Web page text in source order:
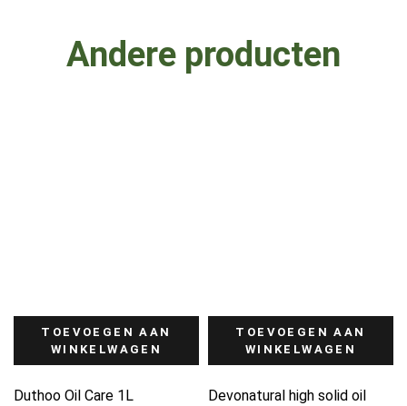
Andere producten
TOEVOEGEN AAN
WINKELWAGEN
Duthoo Oil Care 1L
TOEVOEGEN AAN
WINKELWAGEN
Devonatural high solid oil